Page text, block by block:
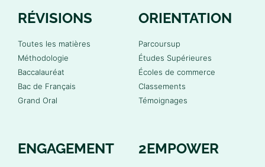
RÉVISIONS
Toutes les matières
Méthodologie
Baccalauréat
Bac de Français
Grand Oral
ORIENTATION
Parcoursup
Études Supérieures
Écoles de commerce
Classements
Témoignages
ENGAGEMENT 2EMPOWER